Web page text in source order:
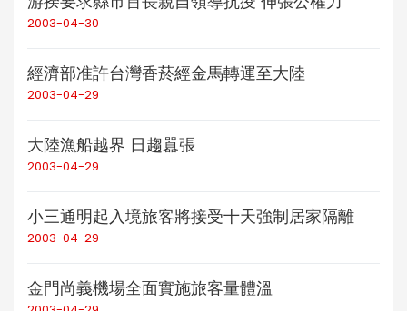
2003-04-30
經濟部准許台灣香菸經金馬轉運至大陸
2003-04-29
大陸漁船越界 日趨囂張
2003-04-29
小三通明起入境旅客將接受十天強制居家隔離
2003-04-29
金門尚義機場全面實施旅客量體溫